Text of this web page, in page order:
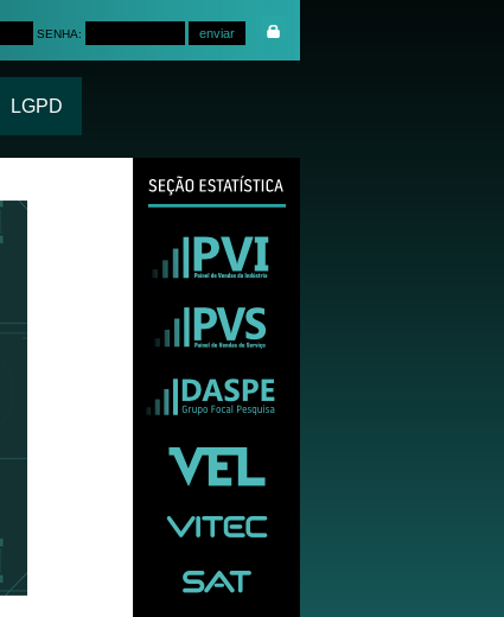
SENHA:
LGPD